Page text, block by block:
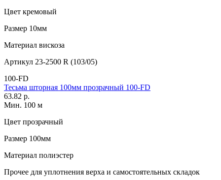
Цвет кремовый
Размер 10мм
Материал вискоза
Артикул 23-2500 R (103/05)
100-FD
Тесьма шторная 100мм прозрачный 100-FD
63.82 р.
Мин. 100 м
Цвет прозрачный
Размер 100мм
Материал полиэстер
Прочее для уплотнения верха и самостоятельных складок